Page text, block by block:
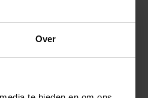
Over